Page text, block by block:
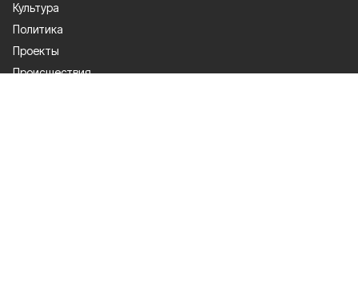
Культура
Политика
Проекты
Происшествия